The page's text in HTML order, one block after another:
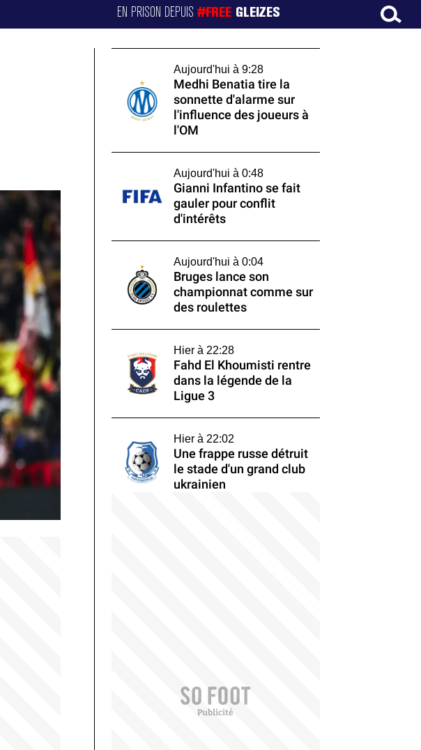
EN PRISON DEPUIS#FREE GLEIZES
Aujourd'hui à 9:28
Medhi Benatia tire la
sonnette d'alarme sur
l'influence des joueurs à
l'OM
Aujourd'hui à 0:48
Gianni Infantino se fait
gauler pour conflit
d'intérêts
Aujourd'hui à 0:04
Bruges lance son
championnat comme sur
des roulettes
Hier à 22:28
Fahd El Khoumisti rentre
dans la légende de la
Ligue 3
Hier à 22:02
Une frappe russe détruit
le stade d'un grand club
ukrainien